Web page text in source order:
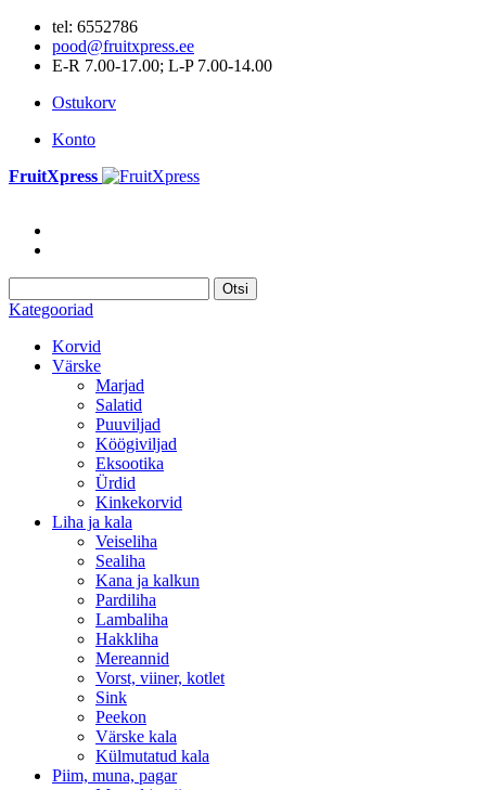
tel: 6552786
pood@fruitxpress.ee
E-R 7.00-17.00; L-P 7.00-14.00
Ostukorv
Konto
FruitXpress
Otsi
Kategooriad
Korvid
Värske
Marjad
Salatid
Puuviljad
Köögiviljad
Eksootika
Ürdid
Kinkekorvid
Liha ja kala
Veiseliha
Sealiha
Kana ja kalkun
Pardiliha
Lambaliha
Hakkliha
Mereannid
Vorst, viiner, kotlet
Sink
Peekon
Värske kala
Külmutatud kala
Piim, muna, pagar